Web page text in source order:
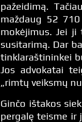
pažeidimą.
maždaug 52
mokėjimus. Jei ji
susitarimą. Dar
tinklaraštininkei
Jos advokatai
„rimtų veiksmų
Ginčo ištakos
pergalę teisme ir